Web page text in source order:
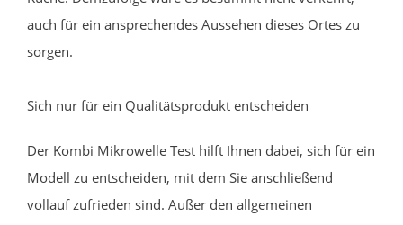
auch für ein ansprechendes Aussehen dieses Ortes zu
sorgen.
Sich nur für ein Qualitätsprodukt entscheiden
Der Kombi Mikrowelle Test hilft Ihnen dabei, sich für ein
Modell zu entscheiden, mit dem Sie anschließend
vollauf zufrieden sind. Außer den allgemeinen